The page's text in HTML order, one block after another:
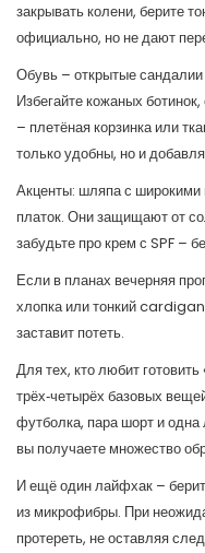
закрывать колени, берите
официально, но не дают
Обувь – открытые
Избегайте кожаных
– плетёная корзинка или
только удобны, но и
Акценты: шляпа с широкими
платок. Они защищают от
забудьте про крем с SPF –
Если в планах вечерняя
хлопка или тонкий
заставит потеть.
Для тех, кто любит
трёх‑четырёх базовых
футболка, пара шорт и
вы получаете множество
И ещё один лайфхак –
из микрофибры. При
протереть, не оставляя